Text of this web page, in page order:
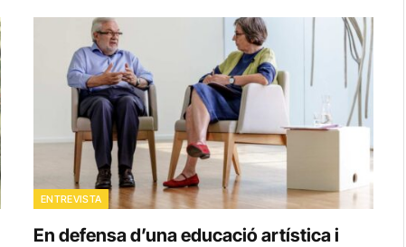
ENTREVISTA
En defensa d’una educació artística i